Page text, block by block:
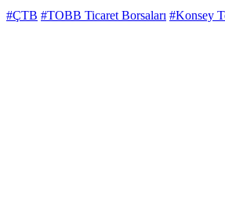
#ÇTB #TOBB Ticaret Borsaları #Konsey